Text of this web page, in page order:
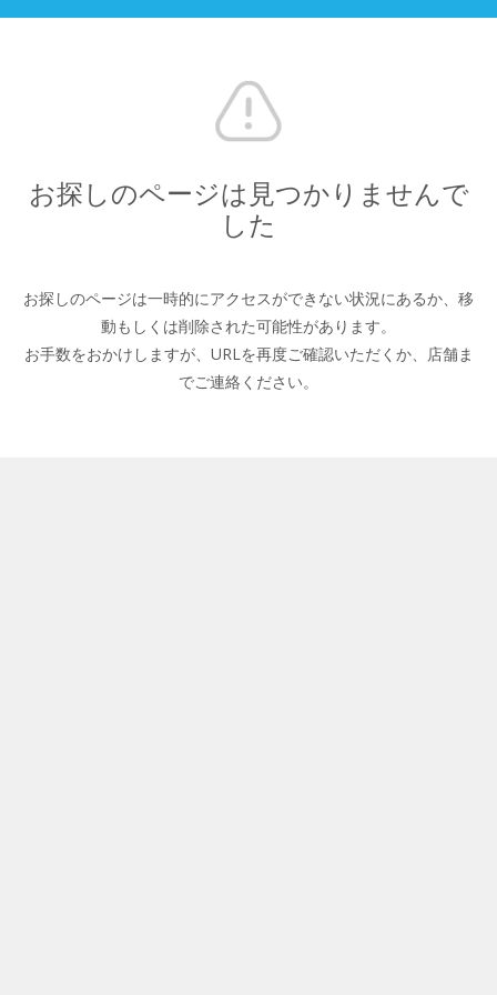
お探しのページは見つかりませんで
した
お探しのページは一時的にアクセスができない状況にあるか、 移
動もしくは削除された可能性があります。
お手数をおかけしますが、URLを再度ご確認いただくか、 店舗ま
でご連絡ください。